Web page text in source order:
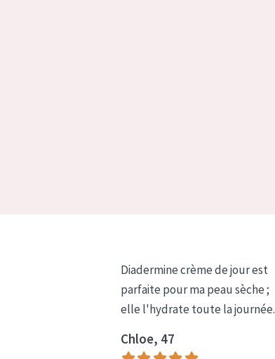
Diadermine crème de jour est
parfaite pour ma peau sèche ;
elle l'hydrate toute la journée.
Chloe, 47